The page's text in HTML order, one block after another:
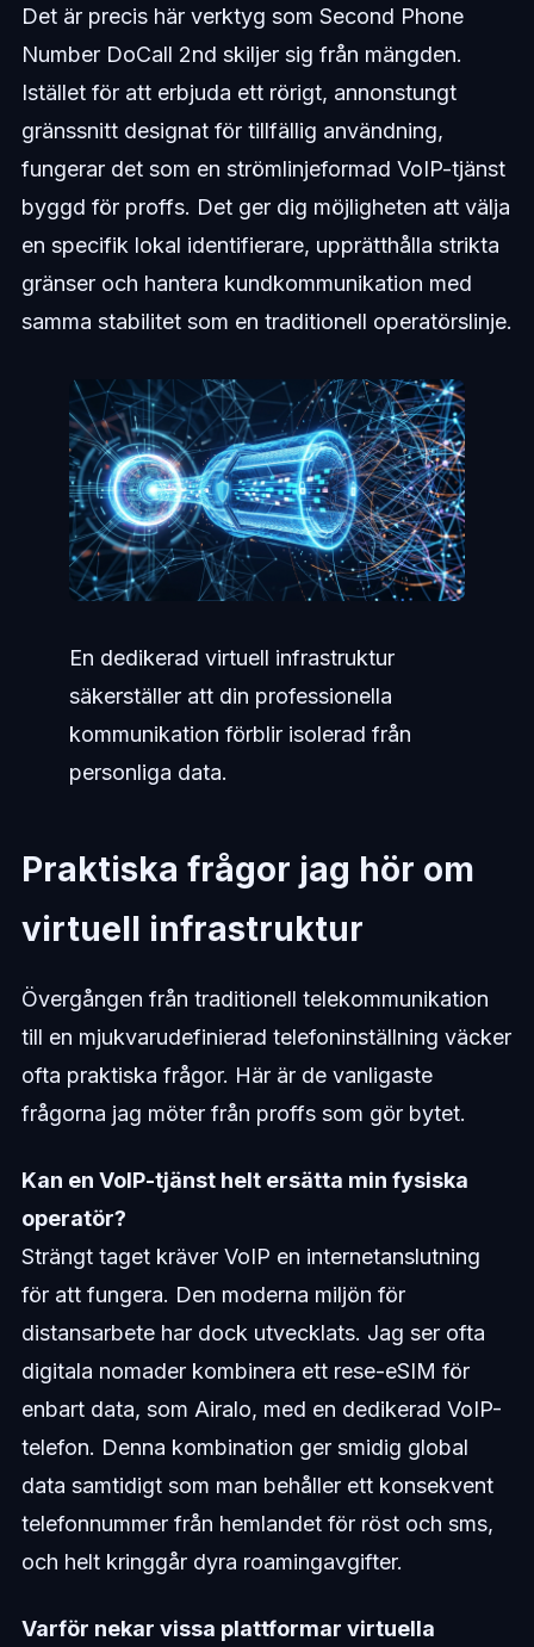
Det är precis här verktyg som Second Phone
Number DoCall 2nd skiljer sig från mängden.
Istället för att erbjuda ett rörigt, annonstungt
gränssnitt designat för tillfällig användning,
fungerar det som en strömlinjeformad VoIP-tjänst
byggd för proffs. Det ger dig möjligheten att välja
en specifik lokal identifierare, upprätthålla strikta
gränser och hantera kundkommunikation med
samma stabilitet som en traditionell operatörslinje.
En dedikerad virtuell infrastruktur
säkerställer att din professionella
kommunikation förblir isolerad från
personliga data.
Praktiska frågor jag hör om
virtuell infrastruktur
Övergången från traditionell telekommunikation
till en mjukvarudefinierad telefoninställning väcker
ofta praktiska frågor. Här är de vanligaste
frågorna jag möter från proffs som gör bytet.
Kan en VoIP-tjänst helt ersätta min fysiska
operatör?
Strängt taget kräver VoIP en internetanslutning
för att fungera. Den moderna miljön för
distansarbete har dock utvecklats. Jag ser ofta
digitala nomader kombinera ett rese-eSIM för
enbart data, som Airalo, med en dedikerad VoIP-
telefon. Denna kombination ger smidig global
data samtidigt som man behåller ett konsekvent
telefonnummer från hemlandet för röst och sms,
och helt kringgår dyra roamingavgifter.
Varför nekar vissa plattformar virtuella